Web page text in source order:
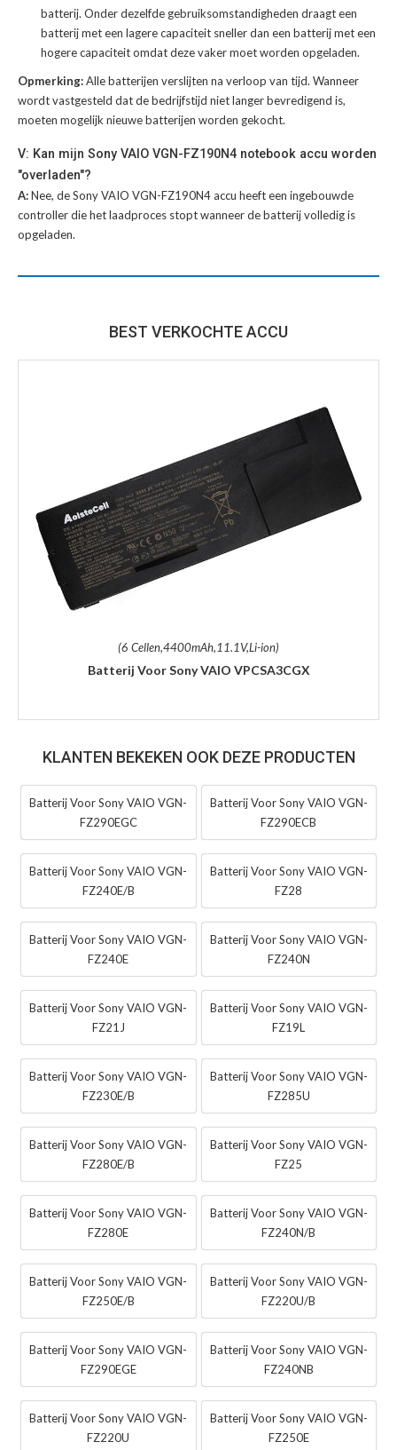
batterij. Onder dezelfde gebruiksomstandigheden draagt een
batterij met een lagere capaciteit sneller dan een batterij met een
hogere capaciteit omdat deze vaker moet worden opgeladen.
Opmerking:Alle batterijen verslijten na verloop van tijd. Wanneer
wordt vastgesteld dat de bedrijfstijd niet langer bevredigend is,
moeten mogelijk nieuwe batterijen worden gekocht.
V: Kan mijn Sony VAIO VGN-FZ190N4 notebook accu worden
"overladen"?
A:Nee, de Sony VAIO VGN-FZ190N4 accu heeft een ingebouwde
controller die het laadproces stopt wanneer de batterij volledig is
opgeladen.
BEST VERKOCHTE ACCU
(6 Cellen,4400mAh,11.1V,Li-ion)
Batterij Voor Sony VAIO VPCSA3CGX
KLANTEN BEKEKEN OOK DEZE PRODUCTEN
Batterij Voor Sony VAIO VGN-
FZ290EGC
Batterij Voor Sony VAIO VGN-
FZ290ECB
Batterij Voor Sony VAIO VGN-
FZ240E/B
Batterij Voor Sony VAIO VGN-
FZ28
Batterij Voor Sony VAIO VGN-
FZ240E
Batterij Voor Sony VAIO VGN-
FZ240N
Batterij Voor Sony VAIO VGN-
FZ21J
Batterij Voor Sony VAIO VGN-
FZ19L
Batterij Voor Sony VAIO VGN-
FZ230E/B
Batterij Voor Sony VAIO VGN-
FZ285U
Batterij Voor Sony VAIO VGN-
FZ280E/B
Batterij Voor Sony VAIO VGN-
FZ25
Batterij Voor Sony VAIO VGN-
FZ280E
Batterij Voor Sony VAIO VGN-
FZ240N/B
Batterij Voor Sony VAIO VGN-
FZ250E/B
Batterij Voor Sony VAIO VGN-
FZ220U/B
Batterij Voor Sony VAIO VGN-
FZ290EGE
Batterij Voor Sony VAIO VGN-
FZ240NB
Batterij Voor Sony VAIO VGN-
FZ220U
Batterij Voor Sony VAIO VGN-
FZ250E